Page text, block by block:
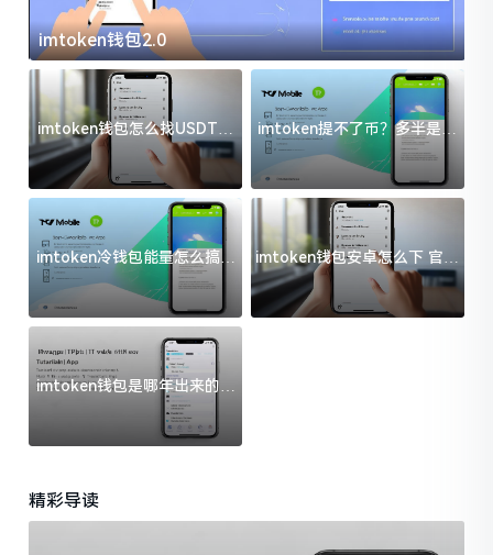
imtoken钱包2.0
imtoken钱包怎么找USDT地
址？三步搞定不踩坑
imtoken提不了币？多半是这
几件事没处理好
imtoken冷钱包能量怎么搞？
过来人告诉你门道
imtoken钱包安卓怎么下 官方
渠道避坑指南
imtoken钱包是哪年出来的？
一文给你说清楚
精彩导读